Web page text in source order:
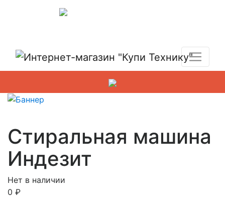
Стиральная машина
Индезит
Нет в наличии
0 ₽